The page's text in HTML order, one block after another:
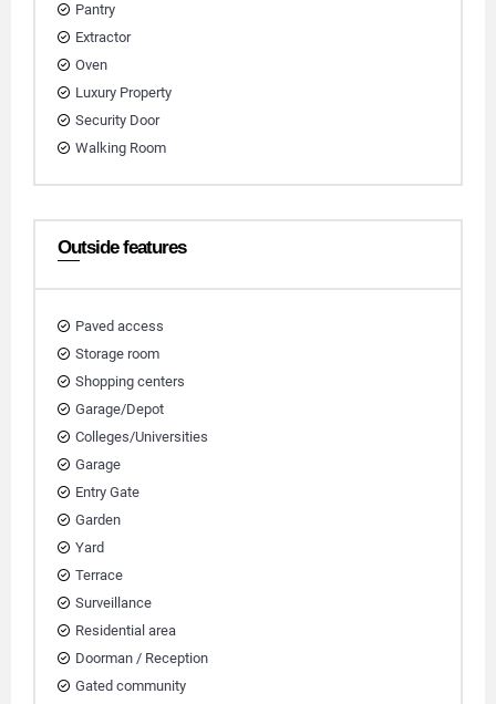
Pantry
Extractor
Oven
Luxury Property
Security Door
Walking Room
Outside features
Paved access
Storage room
Shopping centers
Garage/Depot
Colleges/Universities
Garage
Entry Gate
Garden
Yard
Terrace
Surveillance
Residential area
Doorman / Reception
Gated community